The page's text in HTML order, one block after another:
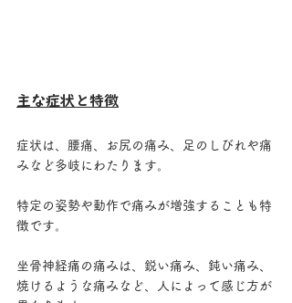
主な症状と特徴
症状は、腰痛、お尻の痛み、足のしびれや痛
みなど多岐にわたります。
特定の姿勢や動作で痛みが増強することも特
徴です。
坐骨神経痛の痛みは、鋭い痛み、鈍い痛み、
焼けるような痛みなど、人によって感じ方が